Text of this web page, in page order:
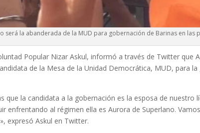
será la abanderada de la MUD para gobernación de Barinas en las
Popular Nizar Askul, informó a través de Twitter que
de la Mesa de la Unidad Democrática, MUD, para
que la candidata a la gobernación es la esposa de nuestro
enfrentando al régimen ella es Aurora de Superlano.
expresó Askul en Twitter.